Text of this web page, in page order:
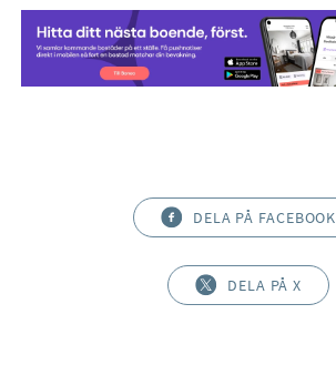
DELA PÅ FACEBOOK
DELA PÅ X